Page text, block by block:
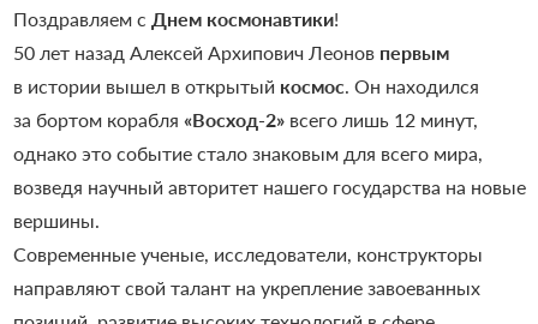
Поздравляем с Днем космонавтики!
50 лет назад Алексей Архипович Леонов первым
в истории вышел в открытый космос . Он находился
за бортом корабля «Восход-2»всего лишь 12 минут,
однако это событие стало знаковым для всего мира,
возведя научный авторитет нашего государства на новые
вершины.
Современные ученые, исследователи, конструкторы
направляют свой талант на укрепление завоеванных